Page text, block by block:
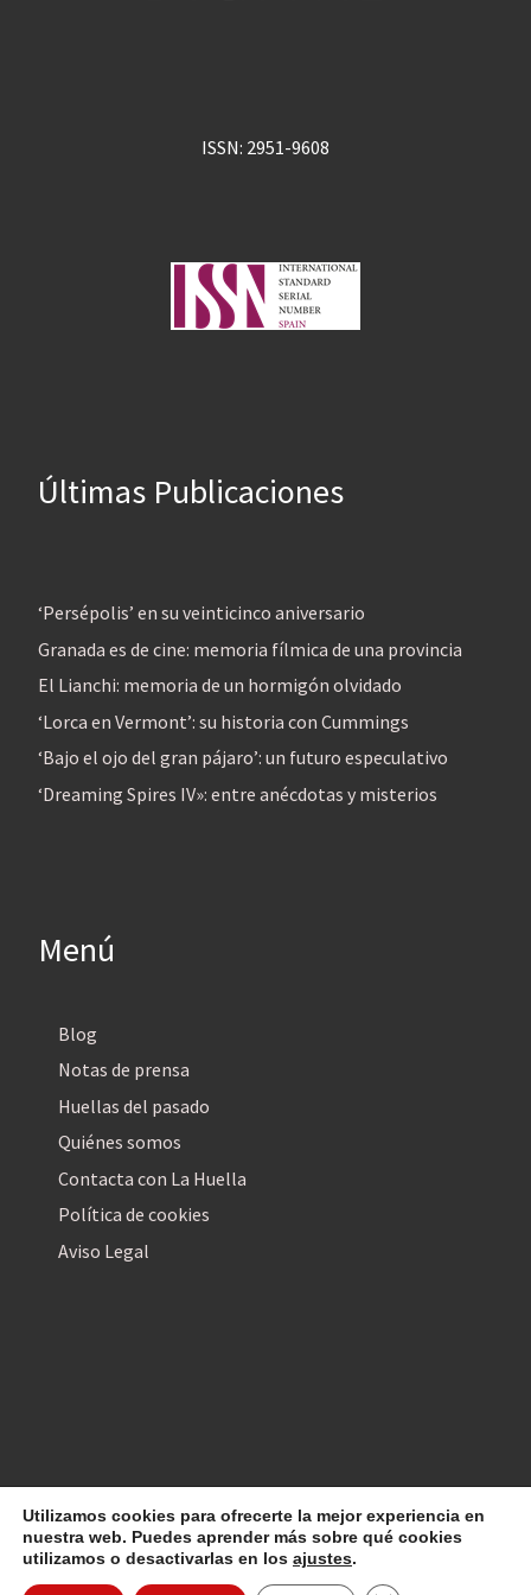
ISSN: 2951-9608
Últimas Publicaciones
‘Persépolis’ en su veinticinco aniversario
Granada es de cine: memoria fílmica de una provincia
El Lianchi: memoria de un hormigón olvidado
‘Lorca en Vermont’: su historia con Cummings
‘Bajo el ojo del gran pájaro’: un futuro especulativo
‘Dreaming Spires IV»: entre anécdotas y misterios
Menú
Blog
Notas de prensa
Huellas del pasado
Quiénes somos
Contacta con La Huella
Política de cookies
Aviso Legal
© 2026La Huella Digital– Todos los derechos reservados
Utilizamos cookies para ofrecerte la mejor experiencia en
nuestra web. Puedes aprender más sobre qué cookies
utilizamos o desactivarlas en los ajustes.